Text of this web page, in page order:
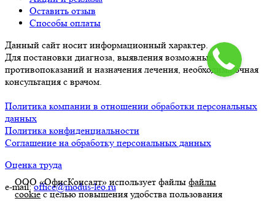
Оставить отзыв
Способы оплаты
Данный сайт носит информационный характер.
Для постановки диагноза, выявления возможных
противопоказаний и назначения лечения, необходима очная
консультация с врачом.
Политика компании в отношении обработки персональных
данных
Политика конфиденциальности
Соглашение на обработку персональных данных
Оценка труда
e-mail:office@modus-leo.ru
ООО «ОфисКонсалт» использует файлыфайлы
cookieс целью повышения удобства пользования